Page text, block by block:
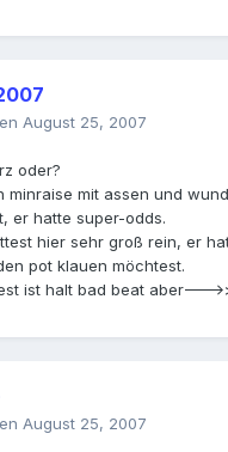
August 25, 2007
oder?
minraise mit assen und
er hatte super-odds.
hier sehr groß rein, er
pot klauen möchtest.
ist halt bad beat aber---
August 25, 2007